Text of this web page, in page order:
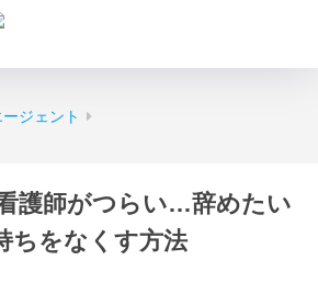
ジェント
護師がつらい…辞めたい
ちをなくす方法